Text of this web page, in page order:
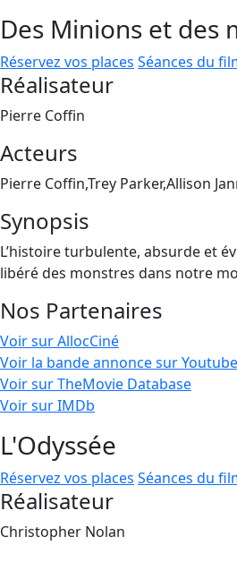
Des Minions et des
Réservez vos places Séances du
Réalisateur
Pierre Coffin
Acteurs
Pierre Coffin,Trey Parker,Allison
Synopsis
L’histoire turbulente, absurde et
libéré des monstres dans notre
Nos Partenaires
Voir sur AllocCiné
Voir la bande annonce sur Youtube
Voir sur TheMovie Database
Voir sur IMDb
L'Odyssée
Réservez vos places Séances du
Réalisateur
Christopher Nolan